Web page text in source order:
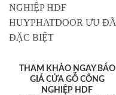
THAM KHẢO NGAY BÁO
GIÁ CỬA GỖ CÔNG
NGHIỆP HDF